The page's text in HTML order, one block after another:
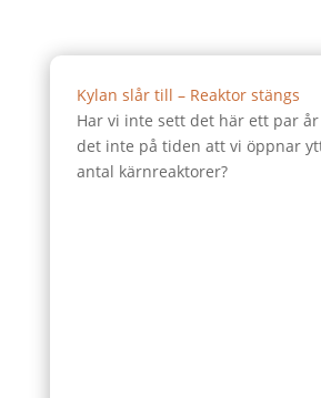
Kylan slår till – Reaktor stängs
Har vi inte sett det här ett par
det inte på tiden att vi öppnar
antal kärnreaktorer?